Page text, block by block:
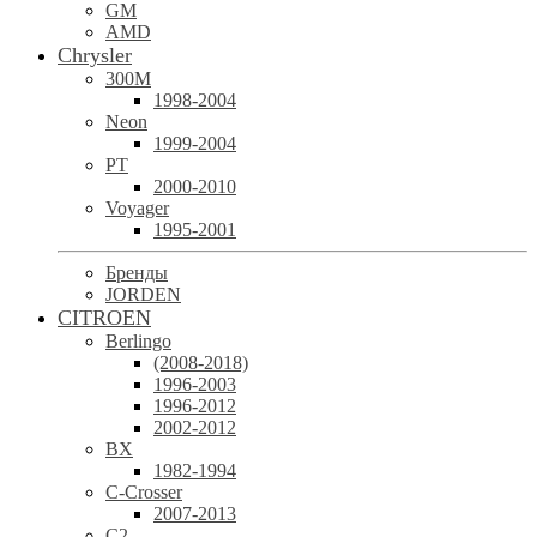
GM
AMD
Chrysler
300M
1998-2004
Neon
1999-2004
PT
2000-2010
Voyager
1995-2001
Бренды
JORDEN
CITROEN
Berlingo
(2008-2018)
1996-2003
1996-2012
2002-2012
BX
1982-1994
C-Crosser
2007-2013